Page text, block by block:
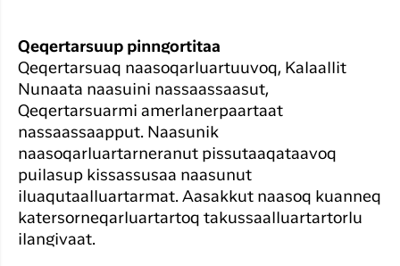
Qeqertarsuup pinngortitaa
Qeqertarsuaq naasoqarluartuuvoq, Kalaallit
Nunaata naasuini nassaassaasut,
Qeqertarsuarmi amerlanerpaartaat
nassaassaapput. Naasunik
naasoqarluartarneranut pissutaaqataavoq
puilasup kissassusaa naasunut
iluaqutaalluartarmat. Aasakkut naasoq kuanneq
katersorneqarluartartoq takussaalluartartorlu
ilangivaat.